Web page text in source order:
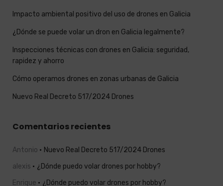
Impacto ambiental positivo del uso de drones en Galicia
¿Dónde se puede volar un dron en Galicia legalmente?
Inspecciones técnicas con drones en Galicia: seguridad,
rapidez y ahorro
Cómo operamos drones en zonas urbanas de Galicia
Nuevo Real Decreto 517/2024 Drones
Comentarios recientes
Antonio
Nuevo Real Decreto 517/2024 Drones
alexis
¿Dónde puedo volar drones por hobby?
Enrique
¿Dónde puedo volar drones por hobby?